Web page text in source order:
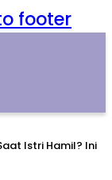
footer
Istri Hamil? Ini